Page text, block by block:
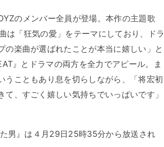
のメンバー全員が登場。本作の主題歌
「狂気の愛」をテーマにしており、ドラ
楽曲が選ばれたことが本当に嬉しい」と
』とドラマの両方を全力でアピール。ま
うこともあり息を切らしながら、「将宏初
、すごく嬉しい気持ちでいっぱいです」
男』は４月29日25時35分から放送され